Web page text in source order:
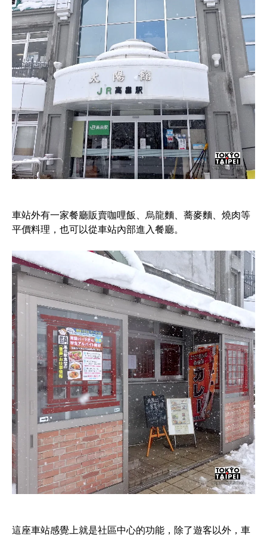
車站外有一家餐廳販賣咖哩飯、烏龍麵、蕎麥麵、燒肉等
平價料理，也可以從車站內部進入餐廳。
這座車站感覺上就是社區中心的功能，除了遊客以外，車